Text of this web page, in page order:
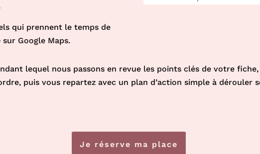
qui prennent le temps de
Google Maps.
lequel nous passons en revue les points clés de votre
puis vous repartez avec un plan d’action simple à dérouler
Je réserve ma place